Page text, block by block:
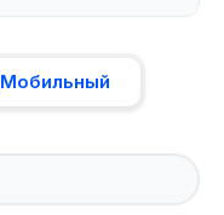
Мобильный